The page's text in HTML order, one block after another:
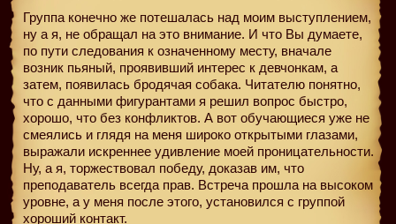
Группа конечно же потешалась над моим выступлением,
ну а я, не обращал на это внимание. И что Вы думаете,
по пути следования к означенному месту, вначале
возник пьяный, проявивший интерес к девчонкам, а
затем, появилась бродячая собака. Читателю понятно,
что с данными фигурантами я решил вопрос быстро,
хорошо, что без конфликтов. А вот обучающиеся уже не
смеялись и глядя на меня широко открытыми глазами,
выражали искреннее удивление моей проницательности.
Ну, а я, торжествовал победу, доказав им, что
преподаватель всегда прав. Встреча прошла на высоком
уровне, а у меня после этого, установился с группой
хороший контакт.